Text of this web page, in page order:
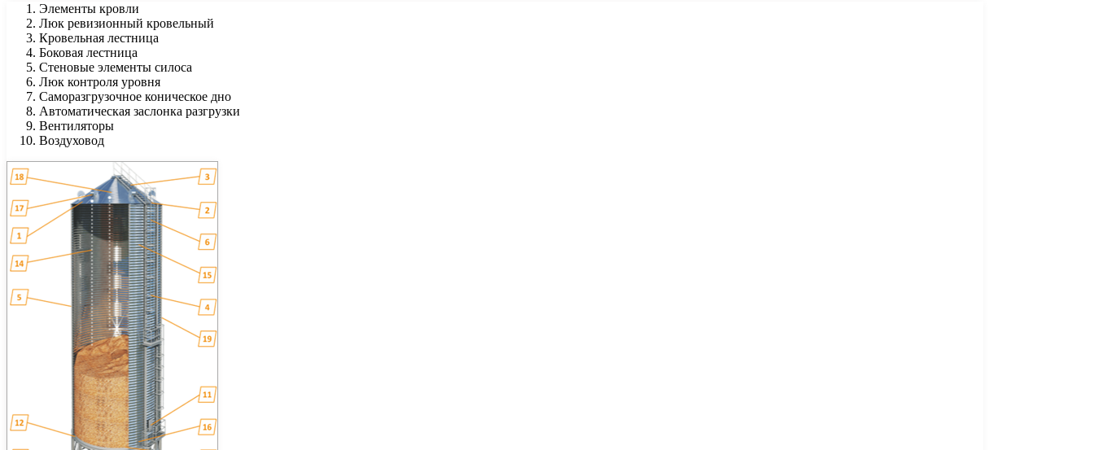
Элементы кровли
Люк ревизионный кровельный
Кровельная лестница
Боковая лестница
Стеновые элементы силоса
Люк контроля уровня
Саморазгрузочное коническое дно
Автоматическая заслонка разгрузки
Вентиляторы
Воздуховод